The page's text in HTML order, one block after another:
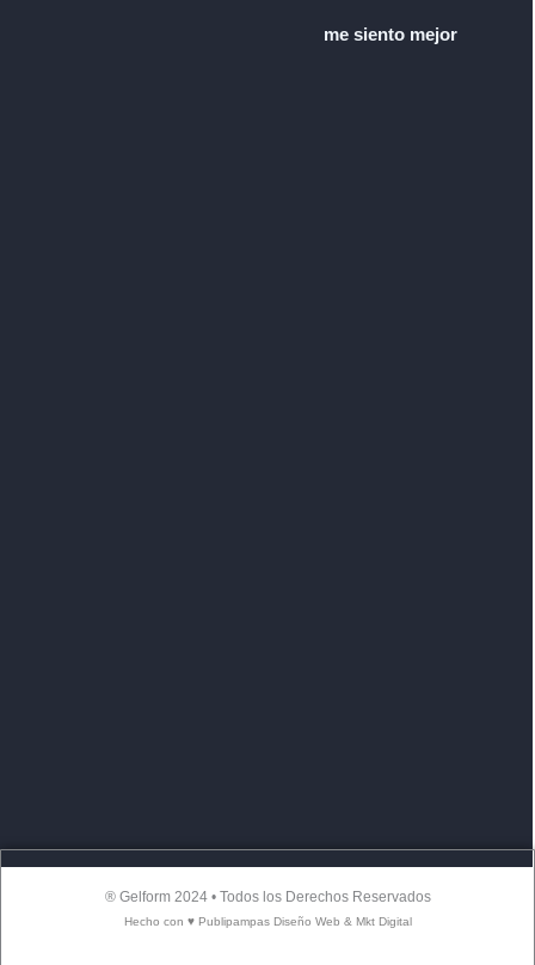
me siento mejor
® Gelform 2024 • Todos los Derechos Reservados
Hecho con ♥ Publipampas Diseño Web & Mkt Digital